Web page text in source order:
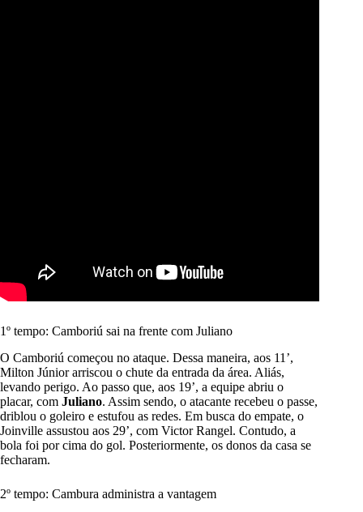
1º tempo: Camboriú sai na frente com Juliano
O Camboriú começou no ataque. Dessa maneira, aos 11’,
Milton Júnior arriscou o chute da entrada da área. Aliás,
levando perigo. Ao passo que, aos 19’, a equipe abriu o
placar, com Juliano. Assim sendo, o atacante recebeu o passe,
driblou o goleiro e estufou as redes. Em busca do empate, o
Joinville assustou aos 29’, com Victor Rangel. Contudo, a
bola foi por cima do gol. Posteriormente, os donos da casa se
fecharam.
2º tempo: Cambura administra a vantagem